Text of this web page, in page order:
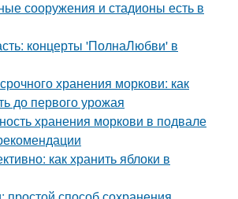
сооружения и стадионы есть в
концерты 'ПолнаЛюбви' в
хранения моркови: как
до первого урожая
хранения моркови в подвале
как хранить яблоки в